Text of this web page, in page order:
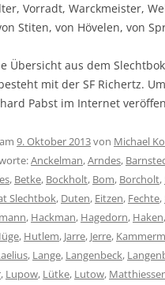
Vorradt, Warckmeister,
Stiten, von Hövelen, von
Übersicht aus dem
mit der SF Richertz.
Pabst im Internet
9. Oktober 2013von Michael
Anckelman,Arndes,
, Betke, Bockholt, Bom, Borcholt,
Slechtbok, Duten, Eitzen, Fechte,
, Hackman, Hagedorn, Haken,
, Hutlem, Jarre, Jerre,
, Lange, Langenbeck,
, Lupow, Lütke, Lutow,